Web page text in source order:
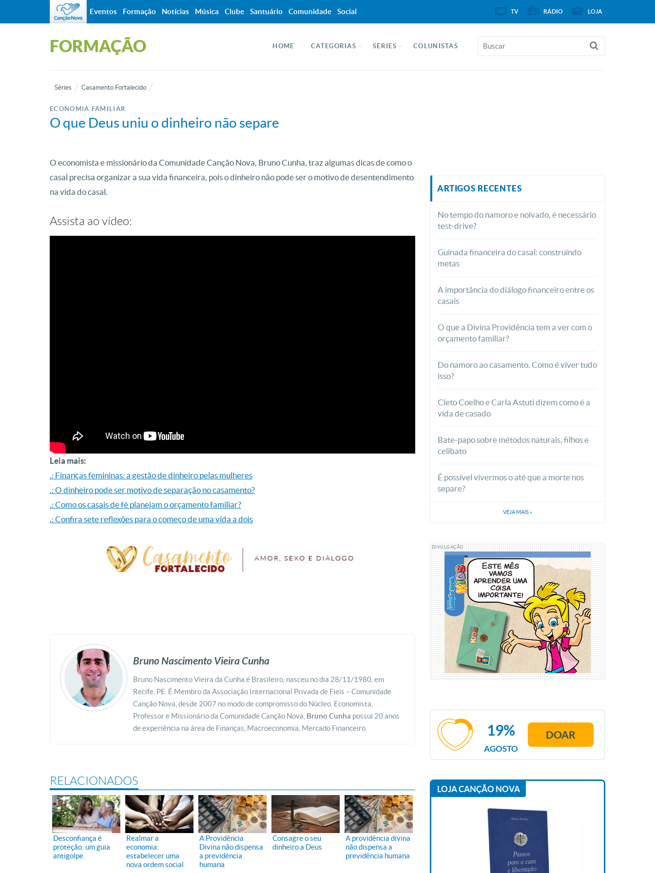
FORMAÇÃO HOME CATEGORIAS SÉRIES COLUNISTAS
Séries Casamento Fortalecido
ECONOMIA FAMILIAR
O que Deus uniu o dinheiro não separe
O economista e missionário da Comunidade Canção Nova, Bruno Cunha, traz algumas dicas de como o
casal precisa organizar a sua vida financeira, pois o dinheiro não pode ser o motivo de desentendimento
na vida do casal.
Assista ao vídeo:
Leia mais:
.: Finanças femininas: a gestão de dinheiro pelas mulheres
.: O dinheiro pode ser motivo de separação no casamento?
.: Como os casais de fé planejam o orçamento familiar?
.: Confira sete reflexões para o começo de uma vida a dois
Bruno Nascimento Vieira Cunha
Bruno Nascimento Vieira da Cunha é Brasileiro, nasceu no dia 28/11/1980, em
Recife, PE. É Membro da Associação Internacional Privada de Fieis – Comunidade
Canção Nova, desde 2007 no modo de compromisso do Núcleo. Economista,
Professor e Missionário da Comunidade Canção Nova, Bruno Cunha possui 20 anos
de experiência na área de Finanças, Macroeconomia, Mercado Financeiro.
RELACIONADOS
Desconfiança é
proteção: um guia
antigolpe
Realmar a
economia:
estabelecer uma
nova ordem social
A Providência
Divina não dispensa
a previdência
humana
Consagre o seu
dinheiro a Deus
A providência divina
não dispensa a
previdência humana
ARTIGOS RECENTES
No tempo do namoro e noivado, é necessário
test-drive?
Guinada financeira do casal: construindo
metas
A importância do diálogo financeiro entre os
casais
O que a Divina Providência tem a ver com o
orçamento familiar?
Do namoro ao casamento. Como é viver tudo
isso?
Cleto Coelho e Carla Astuti dizem como é a
vida de casado
Bate-papo sobre métodos naturais, filhos e
celibato
É possível vivermos o até que a morte nos
separe?
VEJA MAIS »
DIVULGAÇÃO
AGOSTO
19% DOAR
LOJA CANÇÃO NOVA
Eventos Formação Notícias Música Clube Santuário Comunidade Social TV RÁDIO LOJA